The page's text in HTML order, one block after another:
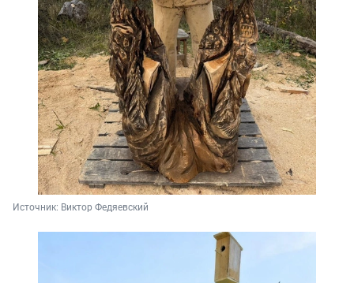
Источник: Виктор Федяевский